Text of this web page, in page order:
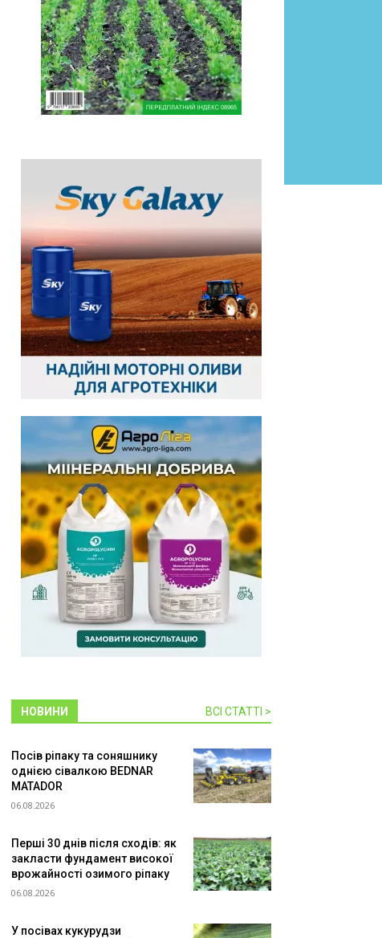
НОВИНИ ВСІ СТАТТІ >
Посів ріпаку та соняшнику
однією сівалкою BEDNAR
MATADOR
06.08.2026
Перші 30 днів після сходів: як
закласти фундамент високої
врожайності озимого ріпаку
06.08.2026
У посівах кукурудзи